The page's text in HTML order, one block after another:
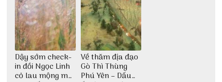
Dậy sớm check-
in đồi Ngọc Linh
cỏ lau mộng mơ
Về thăm địa đạo
Gò Thì Thùng
Phú Yên – Dấu